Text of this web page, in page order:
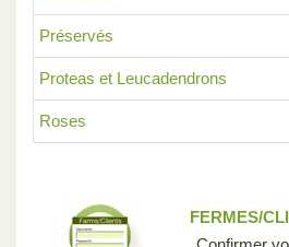
Préservés
Proteas et Leucadendrons
Roses
FERMES/